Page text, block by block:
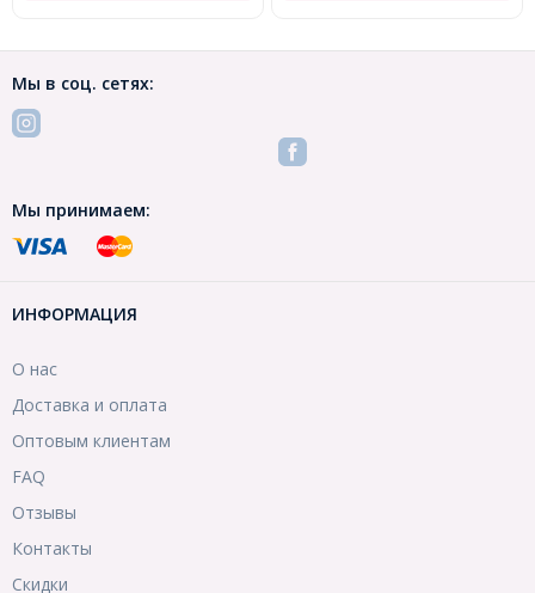
Мы в соц. сетях:
Мы принимаем:
ИНФОРМАЦИЯ
О нас
Доставка и оплата
Оптовым клиентам
FAQ
Отзывы
Контакты
Скидки